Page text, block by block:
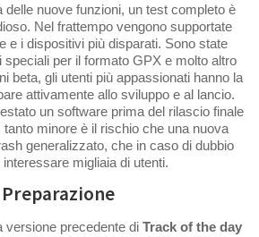
delle nuove funzioni, un test completo è
Nel frattempo vengono supportate
e i dispositivi più disparati. Sono state
speciali per il formato GPX e molto altro
beta, gli utenti più appassionati hanno la
attivamente allo sviluppo e al lancio.
un software prima del rilascio finale
minore è il rischio che una nuova
generalizzato, che in caso di dubbio
interessare migliaia di utenti.
Preparazione
versione precedente di Track of the day